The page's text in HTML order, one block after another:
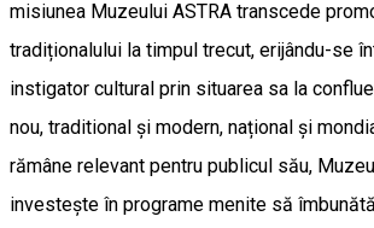
misiunea Muzeului ASTRA transcede
tradiționalului la timpul trecut, erijându-se
instigator cultural prin situarea sa la
nou, traditional și modern, național și
rămâne relevant pentru publicul său,
investește în programe menite să